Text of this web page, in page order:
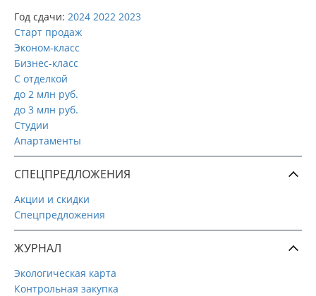
Год сдачи: 2024 2022 2023
Старт продаж
Эконом-класс
Бизнес-класс
С отделкой
до 2 млн руб.
до 3 млн руб.
Студии
Апартаменты
СПЕЦПРЕДЛОЖЕНИЯ
Акции и скидки
Спецпредложения
ЖУРНАЛ
Экологическая карта
Контрольная закупка